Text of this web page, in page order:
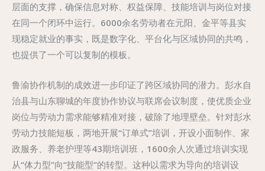
层面的支撑，确保信息对称、权益保障、技能培训与岗位对接
在同一个闭环中运行。6000余名劳动者在元阳、金平等县实
现稳定就业的事实，既是数字化、平台化与区域协同的共鸣，
也提供了一个可以复制的模板。
鲁渝协作机制的成效进一步印证了跨区域协同的潜力。彭水自
治县与山东聊城的年度协作协议与联席会议制度，使优质企业
岗位与劳动力需求能够精准对接，破除了地理壁垒。针对彭水
劳动力技能短板，两地开展“订单式”培训，开设小面制作、家
政服务、养老护理等43期培训班，1600余人次通过培训实现
从“体力型”向“技能型”的转型。这种以需求为导向的培训设